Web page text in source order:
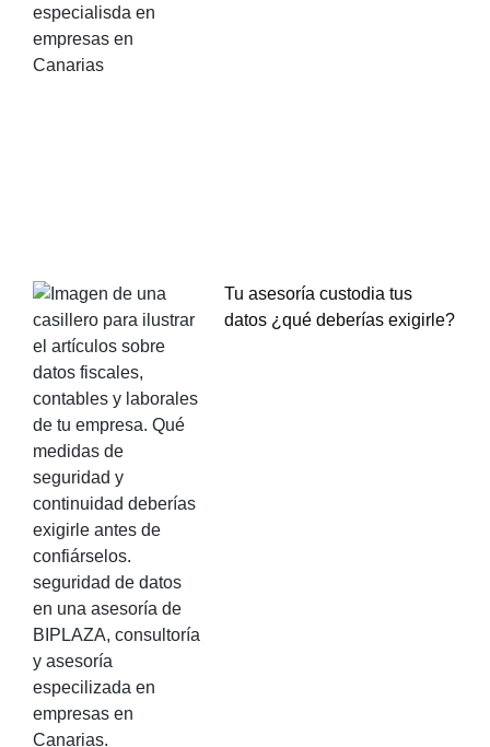
Tu asesoría custodia tus
datos ¿qué deberías exigirle?